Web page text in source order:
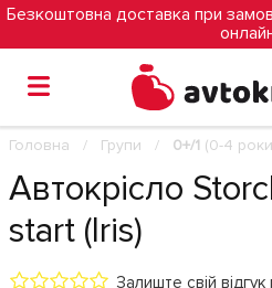
Безкоштовна доставка при
Головна Групи 0+/1 (0-4
Автокрісло
start (Iris)
Залиште свій